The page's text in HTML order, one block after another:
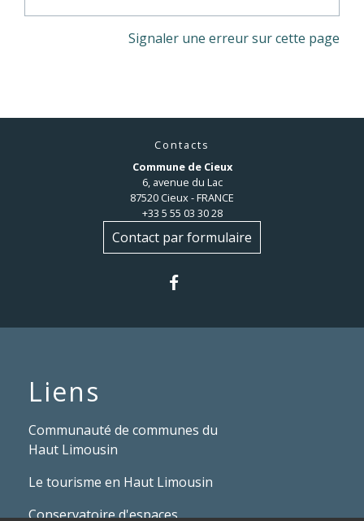
Signaler une erreur sur cette page
Contacts
Commune de Cieux
6, avenue du Lac
87520 Cieux - FRANCE
+33 5 55 03 30 28
Contact par formulaire
Liens
Communauté de communes du
Haut Limousin
Le tourisme en Haut Limousin
Conservatoire d'espaces